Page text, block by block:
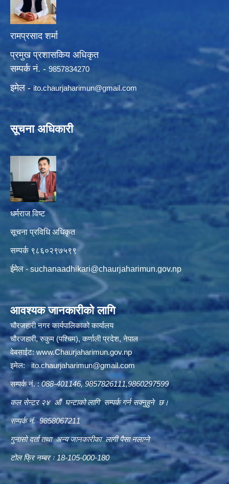
रामप्रसाद शर्मा
प्रमुख प्रशासकिय अधिकृत
सम्पर्क नं. - 9857834270
इमेल - ito.chaurjaharimun@gmail.com
सूचना अधिकारी
धर्मराज विष्ट
सूचना प्रविधि अधिकृत
सम्पर्क ९८६०२९७५९९
ईमेल -suchanaadhikari@chaurjaharimun.gov.np
आवश्यक जानकारीको लागि
चौरजहारी नगर कार्यपालिकाको कार्यालय
चौरजहारी, रुकुम (पश्चिम), कर्णाली प्रदेश, नेपाल
वेबसाईट:www.Chaurjaharimun.gov.np
इमेल: ito.chaurjaharimun@gmail.com
सम्पर्क नं. :088-401146, 9857826111,9860297599
कल सेन्टर २४ औं घन्टाको लागि सम्पर्क गर्न सक्नुहुने छ।
सम्पर्क नं. 9858067211
गुनासो दर्ता तथा अन्य जानकारीका लागी पैसा नलाग्ने
टोल फ्रि नम्बर ः 18-105-000-180